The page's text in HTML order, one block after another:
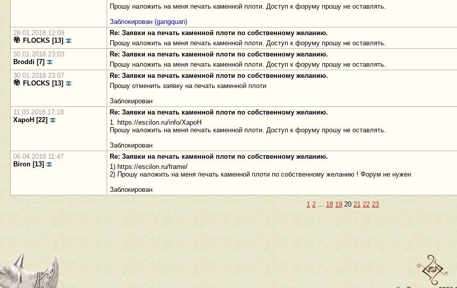
Прошу наложить на меня печать каменной плоти. Доступ к форуму прошу не оставлять.
Заблокирован (gangquan)
28.01.2018 12:09
FLOCKS [13]
Re: Заявки на печать каменной плоти по собственному желанию.
Прошу наложить на меня печать каменной плоти. Доступ к форуму прошу не оставлять.
30.01.2018 23:03
Broddi [7]
Re: Заявки на печать каменной плоти по собственному желанию.
Прошу наложить на меня печать каменной плоти. Доступ к форуму прошу не оставлять.
30.01.2018 23:07
FLOCKS [13]
Re: Заявки на печать каменной плоти по собственному желанию.
Прошу отменить заявку на печать каменной плоти
Заблокирован
11.03.2018 17:18
XapoH [22]
Re: Заявки на печать каменной плоти по собственному желанию.
1. https://escilon.ru/info/XapoH
Прошу наложить на меня печать каменной плоти. Доступ к форуму прошу не оставлять.
Заблокирован
06.04.2018 11:47
Biron [13]
Re: Заявки на печать каменной плоти по собственному желанию.
1) https://escilon.ru/frame/
2) Прошу наложить на меня печать каменной плоти по собственному желанию ! Форум не нужен
Заблокирован
1 2 ... 18 19 20 21 22 23